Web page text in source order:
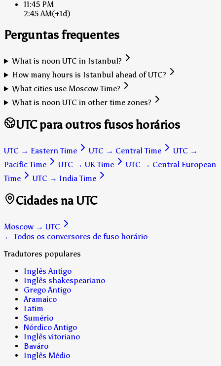
11:45 PM
2:45 AM(+1d)
Perguntas frequentes
What is noon UTC in Istanbul?
How many hours is Istanbul ahead of UTC?
What cities use Moscow Time?
What is noon UTC in other time zones?
UTC para outros fusos horários
UTC → Eastern Time UTC → Central Time UTC →
Pacific Time
UTC → UK Time UTC → Central European
Time
UTC → India Time
Cidades na UTC
Moscow → UTC
← Todos os conversores de fuso horário
Tradutores populares
Inglês Antigo
Inglês shakespeariano
Grego Antigo
Aramaico
Latim
Sumério
Nórdico Antigo
Inglês vitoriano
Baváro
Inglês Médio